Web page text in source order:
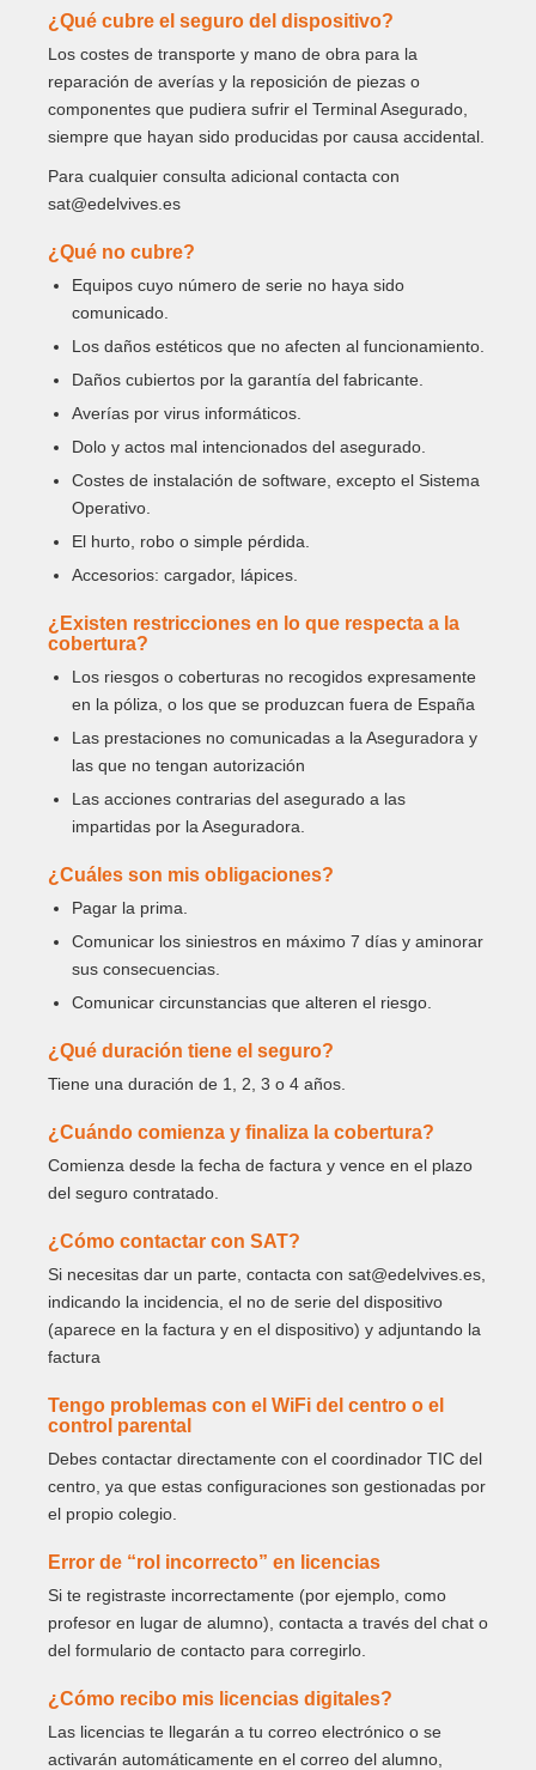
¿Qué cubre el seguro del dispositivo?
Los costes de transporte y mano de obra para la
reparación de averías y la reposición de piezas o
componentes que pudiera sufrir el Terminal Asegurado,
siempre que hayan sido producidas por causa accidental.
Para cualquier consulta adicional contacta con
sat@edelvives.es
¿Qué no cubre?
Equipos cuyo número de serie no haya sido
comunicado.
Los daños estéticos que no afecten al funcionamiento.
Daños cubiertos por la garantía del fabricante.
Averías por virus informáticos.
Dolo y actos mal intencionados del asegurado.
Costes de instalación de software, excepto el Sistema
Operativo.
El hurto, robo o simple pérdida.
Accesorios: cargador, lápices.
¿Existen restricciones en lo que respecta a la
cobertura?
Los riesgos o coberturas no recogidos expresamente
en la póliza, o los que se produzcan fuera de España
Las prestaciones no comunicadas a la Aseguradora y
las que no tengan autorización
Las acciones contrarias del asegurado a las
impartidas por la Aseguradora.
¿Cuáles son mis obligaciones?
Pagar la prima.
Comunicar los siniestros en máximo 7 días y aminorar
sus consecuencias.
Comunicar circunstancias que alteren el riesgo.
¿Qué duración tiene el seguro?
Tiene una duración de 1, 2, 3 o 4 años.
¿Cuándo comienza y finaliza la cobertura?
Comienza desde la fecha de factura y vence en el plazo
del seguro contratado.
¿Cómo contactar con SAT?
Si necesitas dar un parte, contacta con sat@edelvives.es,
indicando la incidencia, el no de serie del dispositivo
(aparece en la factura y en el dispositivo) y adjuntando la
factura
Tengo problemas con el WiFi del centro o el
control parental
Debes contactar directamente con el coordinador TIC del
centro, ya que estas configuraciones son gestionadas por
el propio colegio.
Error de “rol incorrecto” en licencias
Si te registraste incorrectamente (por ejemplo, como
profesor en lugar de alumno), contacta a través del chat o
del formulario de contacto para corregirlo.
¿Cómo recibo mis licencias digitales?
Las licencias te llegarán a tu correo electrónico o se
activarán automáticamente en el correo del alumno,